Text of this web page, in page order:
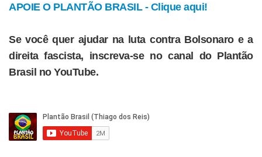
APOIE O PLANTÃO BRASIL - Clique aqui!
Se você quer ajudar na luta contra Bolsonaro e a
direita fascista, inscreva-se no canal do Plantão
Brasil no YouTube.